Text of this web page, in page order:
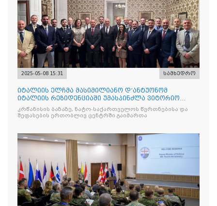
2025-05-08 15:31 სამხედრო
იტალიის ელჩმა მასიმილიანო დ’ანტუონომ
იტალიის რეზიდენციაში უმასპინძლა ვიტორიო
ვენეტოს სახ. დივიზიის ს
კრწანისის ბაზაზე, ნატო-საქართველოს წვრთნებისა და
შეფასების ერთობლივ ცენტრში გაიმართა